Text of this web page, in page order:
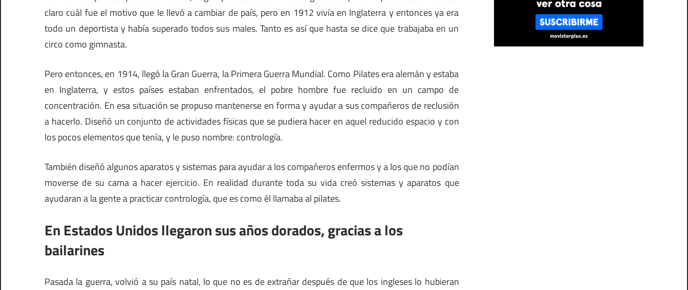
claro cuál fue el motivo que le llevó a cambiar de país, pero en 1912 vivía en Inglaterra y entonces ya era
todo un deportista y había superado todos sus males. Tanto es así que hasta se dice que trabajaba en un
circo como gimnasta.
Pero entonces, en 1914, llegó la Gran Guerra, la Primera Guerra Mundial. Como Pilates era alemán y estaba
en Inglaterra, y estos países estaban enfrentados, el pobre hombre fue recluido en un campo de
concentración. En esa situación se propuso mantenerse en forma y ayudar a sus compañeros de reclusión
a hacerlo. Diseñó un conjunto de actividades físicas que se pudiera hacer en aquel reducido espacio y con
los pocos elementos que tenía, y le puso nombre: contrología.
También diseñó algunos aparatos y sistemas para ayudar a los compañeros enfermos y a los que no podían
moverse de su cama a hacer ejercicio. En realidad durante toda su vida creó sistemas y aparatos que
ayudaran a la gente a practicar contrología, que es como él llamaba al pilates.
En Estados Unidos llegaron sus años dorados, gracias a los
bailarines
Pasada la guerra, volvió a su país natal, lo que no es de extrañar después de que los ingleses lo hubieran